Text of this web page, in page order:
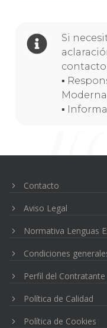
Si
▪
▪
de
Contacto
Aviso Legal
Normativa Lenguas
Condiciones
Perfil del Contratante
Política de Calidad
Política de Cookies